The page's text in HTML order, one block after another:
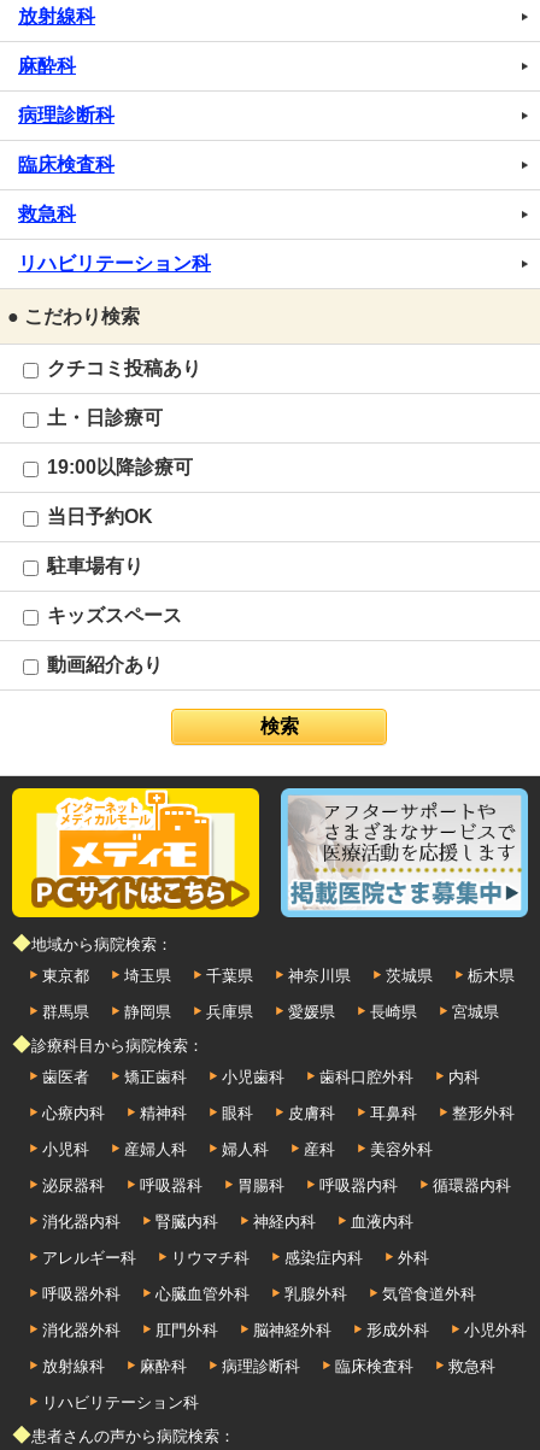
放射線科
麻酔科
病理診断科
臨床検査科
救急科
リハビリテーション科
● こだわり検索
クチコミ投稿あり
土・日診療可
19:00以降診療可
当日予約OK
駐車場有り
キッズスペース
動画紹介あり
◆地域から病院検索：
東京都
埼玉県 千葉県 神奈川県 茨城県
栃木県
群馬県
静岡県 兵庫県 愛媛県 長崎県
宮城県
◆診療科目から病院検索：
歯医者
矯正歯科 小児歯科 歯科口腔外科
内科
心療内科
精神科 眼科 皮膚科 耳鼻科
整形外科
小児科
産婦人科 婦人科 産科
美容外科
泌尿器科
呼吸器科 胃腸科 呼吸器内科
循環器内科
消化器内科
腎臓内科 神経内科
血液内科
アレルギー科
リウマチ科 感染症内科
外科
呼吸器外科
心臓血管外科 乳腺外科
気管食道外科
消化器外科
肛門外科 脳神経外科 形成外科
小児外科
放射線科
麻酔科 病理診断科 臨床検査科
救急科
リハビリテーション科
◆患者さんの声から病院検索：